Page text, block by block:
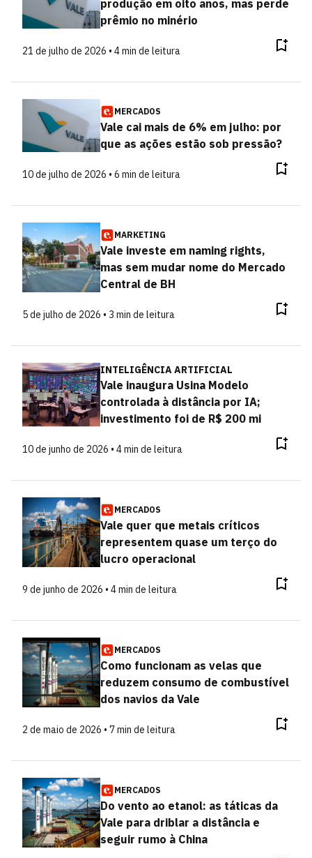
produção em oito anos, mas perde
prêmio no minério
21 de julho de 2026 • 4 min de leitura
MERCADOS
Vale cai mais de 6% em julho: por
que as ações estão sob pressão?
10 de julho de 2026 • 6 min de leitura
MARKETING
Vale investe em naming rights,
mas sem mudar nome do Mercado
Central de BH
5 de julho de 2026 • 3 min de leitura
INTELIGÊNCIA ARTIFICIAL
Vale inaugura Usina Modelo
controlada à distância por IA;
investimento foi de R$ 200 mi
10 de junho de 2026 • 4 min de leitura
MERCADOS
Vale quer que metais críticos
representem quase um terço do
lucro operacional
9 de junho de 2026 • 4 min de leitura
MERCADOS
Como funcionam as velas que
reduzem consumo de combustível
dos navios da Vale
2 de maio de 2026 • 7 min de leitura
MERCADOS
Do vento ao etanol: as táticas da
Vale para driblar a distância e
seguir rumo à China